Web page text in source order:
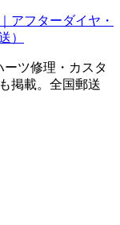
アフターダイヤ・
）
ツ修理・カスタ
掲載。全国郵送